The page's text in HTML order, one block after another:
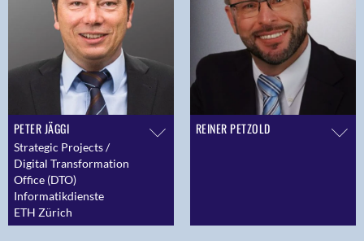
PETER JÄGGI
Strategic Projects /
Digital Transformation
Office (DTO)
Informatikdienste
ETH Zürich
REINER PETZOLD